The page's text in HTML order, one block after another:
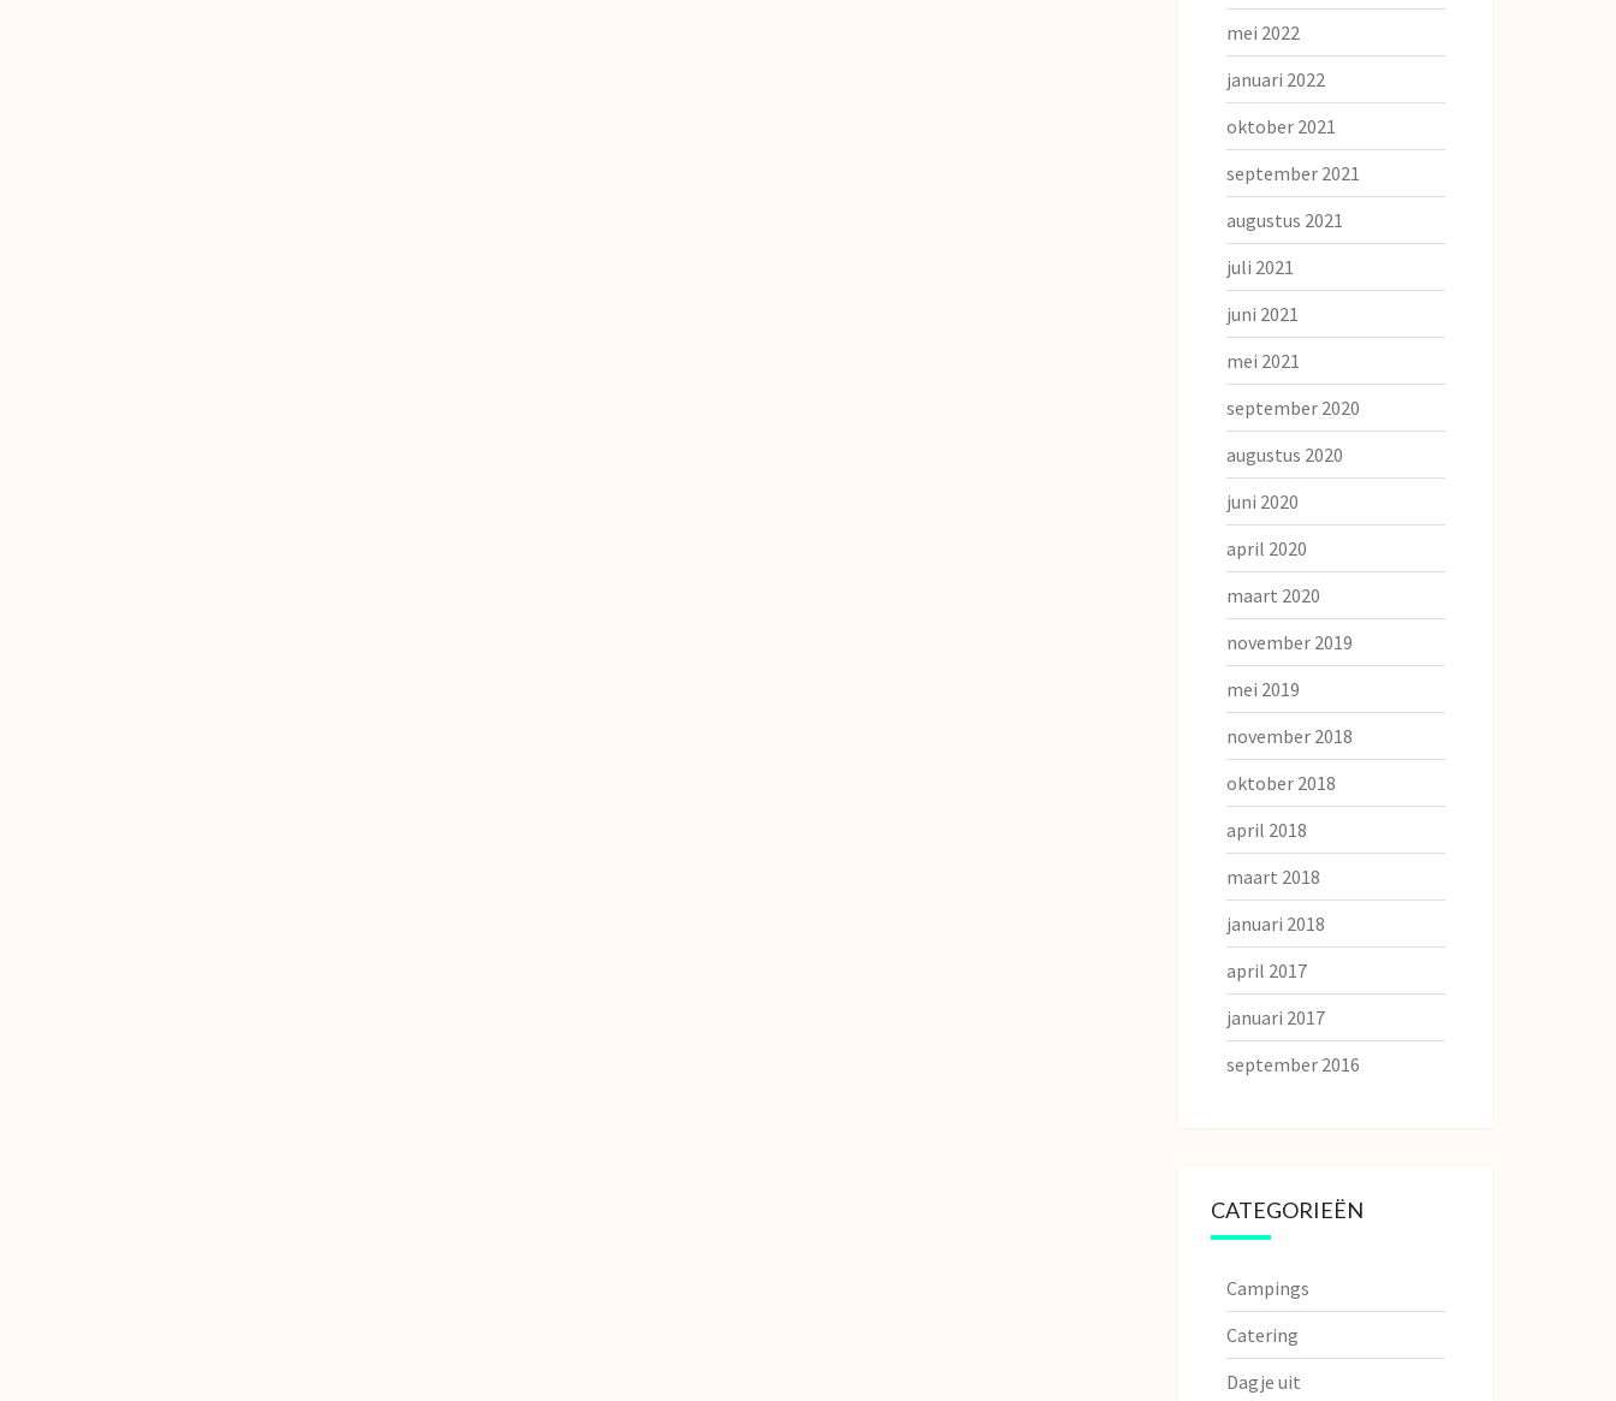
mei 2022
januari 2022
oktober 2021
september 2021
augustus 2021
juli 2021
juni 2021
mei 2021
september 2020
augustus 2020
juni 2020
april 2020
maart 2020
november 2019
mei 2019
november 2018
oktober 2018
april 2018
maart 2018
januari 2018
april 2017
januari 2017
september 2016
CATEGORIEËN
Campings
Catering
Dagje uit